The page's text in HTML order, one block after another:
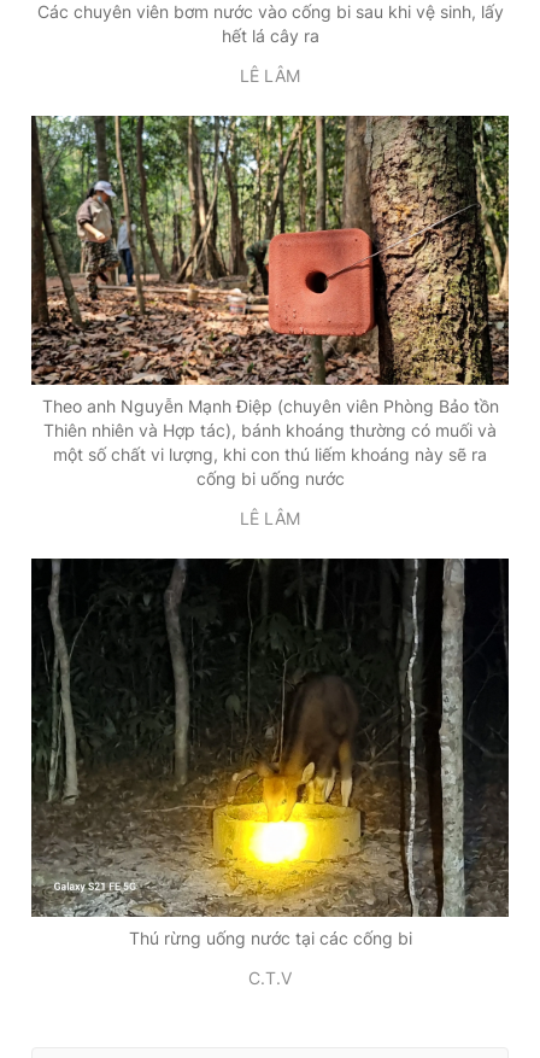
Các chuyên viên bơm nước vào cống bi sau khi vệ sinh, lấy
hết lá cây ra
LÊ LÂM
Theo anh Nguyễn Mạnh Điệp (chuyên viên Phòng Bảo tồn
Thiên nhiên và Hợp tác), bánh khoáng thường có muối và
một số chất vi lượng, khi con thú liếm khoáng này sẽ ra
cống bi uống nước
LÊ LÂM
Thú rừng uống nước tại các cống bi
C.T.V